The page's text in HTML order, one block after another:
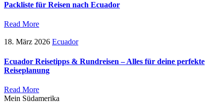
Packliste für Reisen nach Ecuador
Read More
18. März 2026 Ecuador
Ecuador Reisetipps & Rundreisen – Alles für deine perfekte
Reiseplanung
Read More
Mein Südamerika